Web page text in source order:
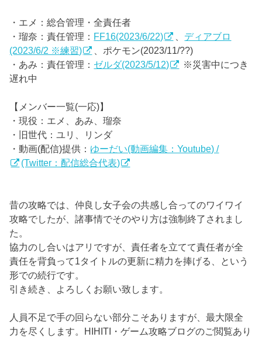
・エメ：総合管理・全責任者
・瑠奈：責任管理： FF16(2023/6/22)
ディアブロ
(2023/6/2 ※練習)
、ポケモン(2023/11/??)
・あみ：責任管理： ゼルダ(2023/5/12)
※災害中につき
遅れ中
【メンバー一覧(一応)】
・現役：エメ、あみ、瑠奈
・旧世代：ユリ、リンダ
・動画(配信)提供： ゆーだい(動画編集：Youtube) /
(Twitter：配信総合代表)
昔の攻略では、仲良し女子会の共感し合ってのワイワイ
攻略でしたが、諸事情でそのやり方は強制終了されまし
た。
協力のし合いはアリですが、責任者を立てて責任者が全
責任を背負って1タイトルの更新に精力を捧げる、という
形での続行です。
引き続き、よろしくお願い致します。
人員不足で手の回らない部分こそありますが、最大限全
力を尽くします。HIHITI・ゲーム攻略ブログのご閲覧あり